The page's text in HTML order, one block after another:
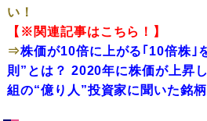
い！
【※関連記事はこちら！】
⇒株価が10倍に上がる｢10倍株｣
則”とは？ 2020年に株価が上昇
組の“億り人”投資家に聞いた銘